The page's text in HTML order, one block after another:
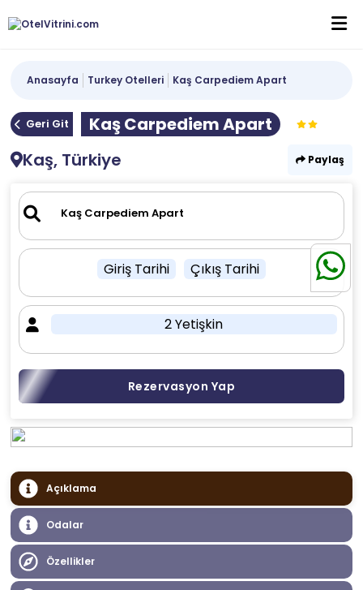
Anasayfa Turkey Otelleri Kaş Carpediem Apart
Geri Git
Kaş Carpediem Apart
Kaş, Türkiye
Paylaş
Giriş Tarihi Çıkış Tarihi
2 Yetişkin
Rezervasyon Yap
Açıklama
Odalar
Özellikler